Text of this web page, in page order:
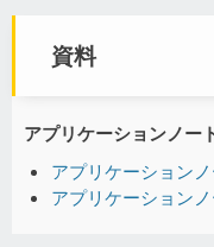
資料
アプリケーションノー
アプリケーションノ
アプリケーションノ